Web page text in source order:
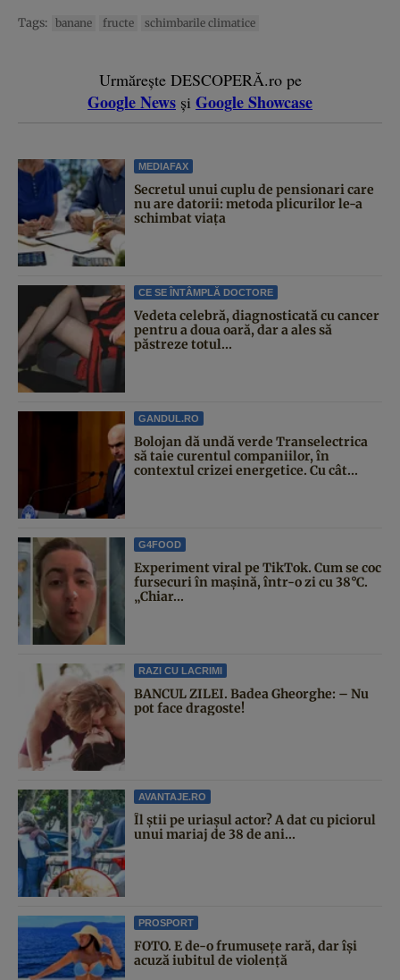
Tags: banane fructe schimbarile climatice
Urmărește DESCOPERĂ.ro pe
Google News și Google Showcase
MEDIAFAX
Secretul unui cuplu de pensionari care
nu are datorii: metoda plicurilor le-a
schimbat viața
CE SE ÎNTÂMPLĂ DOCTORE
Vedeta celebră, diagnosticată cu cancer
pentru a doua oară, dar a ales să
păstreze totul...
GANDUL.RO
Bolojan dă undă verde Transelectrica
să taie curentul companiilor, în
contextul crizei energetice. Cu cât...
G4FOOD
Experiment viral pe TikTok. Cum se coc
fursecuri în mașină, într-o zi cu 38°C.
„Chiar...
RAZI CU LACRIMI
BANCUL ZILEI. Badea Gheorghe: – Nu
pot face dragoste!
AVANTAJE.RO
Îl știi pe uriașul actor? A dat cu piciorul
unui mariaj de 38 de ani...
PROSPORT
FOTO. E de-o frumusețe rară, dar își
acuză iubitul de violență